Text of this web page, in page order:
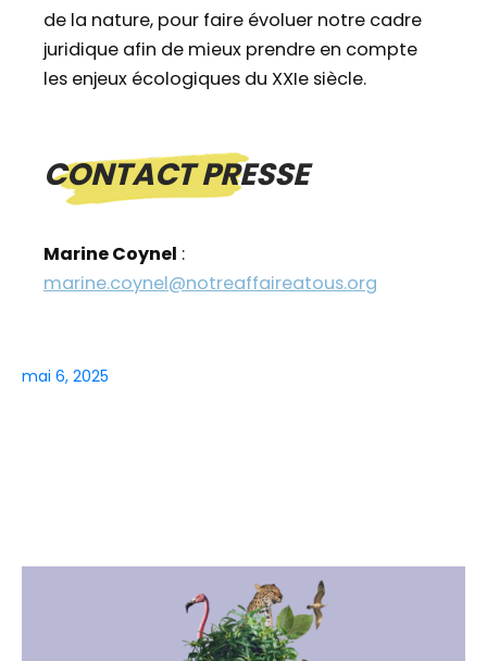
de la nature, pour faire évoluer notre cadre
juridique afin de mieux prendre en compte
les enjeux écologiques du XXIe siècle.
CONTACT PRESSE
Marine Coynel :
marine.coynel@notreaffaireatous.org
mai 6, 2025